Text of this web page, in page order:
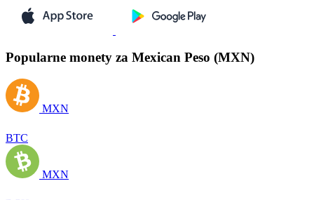
Popularne monety za Mexican Peso (MXN)
MXN
BTC
MXN